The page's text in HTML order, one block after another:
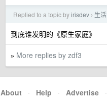
Replied to a topic byirisdev › 生活
到底谁发明的《原生家庭》
» More replies by zdf3
About · Help · Advertise ·